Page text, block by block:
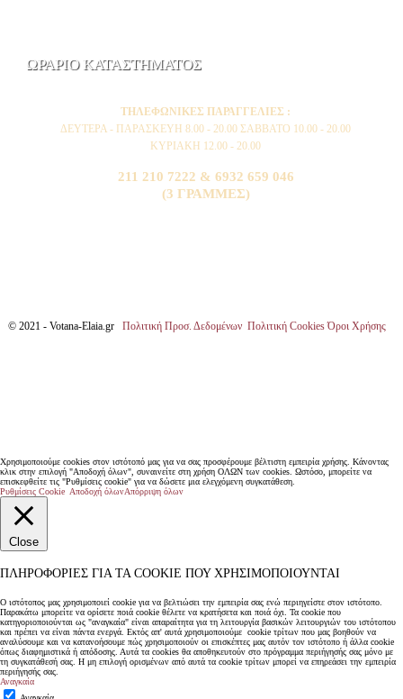
ΩΡΑΡΙΟ ΚΑΤΑΣΤΗΜΑΤΟΣ
ΤΗΛΕΦΩΝΙΚΕΣ ΠΑΡΑΓΓΕΛΙΕΣ :
ΔΕΥΤΕΡΑ - ΠΑΡΑΣΚΕΥΗ 8.00 - 20.00 ΣΑΒΒΑΤΟ 10.00 - 20.00
ΚΥΡΙΑΚΗ 12.00 - 20.00
211 210 7222 & 6932 659 046
(3 ΓΡΑΜΜΕΣ)
© 2021 - Votana-Elaia.gr Πολιτική Προσ. Δεδομένων Πολιτική Cookies Όροι Χρήσης
Χρησιμοποιούμε cookies στον ιστότοπό μας για να σας προσφέρουμε βέλτιστη εμπειρία χρήσης. Κάνοντας
κλικ στην επιλογή "Αποδοχή όλων", συναινείτε στη χρήση ΟΛΩΝ των cookies. Ωστόσο, μπορείτε να
επισκεφθείτε τις "Ρυθμίσεις cookie" για να δώσετε μια ελεγχόμενη συγκατάθεση.
Ρυθμίσεις Cookie Αποδοχή όλωνΑπόρριψη όλων
Close
ΠΛΗΡΟΦΟΡΊΕΣ ΓΙΑ ΤΑ COOKIE ΠΟΥ ΧΡΗΣΙΜΟΠΟΙΟΎΝΤΑΙ
Ο ιστότοπος μας χρησιμοποιεί cookie για να βελτιώσει την εμπειρία σας ενώ περιηγείστε στον ιστότοπο.
Παρακάτω μπορείτε να ορίσετε ποιά cookie θέλετε να κρατήσετα και ποιά όχι. Τα cookie που
κατηγοριοποιούνται ως "αναγκαία" είναι απαραίτητα για τη λειτουργία βασικών λειτουργιών του ιστότοπου
και πρέπει να είναι πάντα ενεργά. Εκτός απ' αυτά χρησιμοποιούμε cookie τρίτων που μας βοηθούν να
αναλύσουμε και να κατανοήσουμε πώς χρησιμοποιούν οι επισκέπτες μας αυτόν τον ιστότοπο ή άλλα cookie
όπως διαφημιστικά ή απόδοσης. Αυτά τα cookies θα αποθηκευτούν στο πρόγραμμα περιήγησής σας μόνο με
τη συγκατάθεσή σας. Η μη επιλογή ορισμένων από αυτά τα cookie τρίτων μπορεί να επηρεάσει την εμπειρία
περιήγησής σας.
Αναγκαία